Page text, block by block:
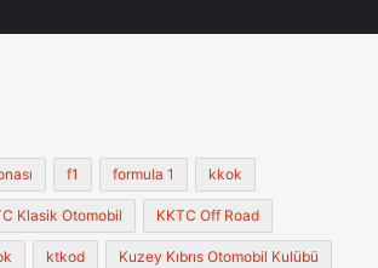
f1 formula 1 kkok
Klasik Otomobil KKTC Off Road
ktkod Kuzey Kıbrıs Otomobil Kulübü